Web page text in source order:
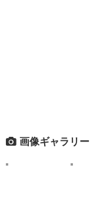
画像ギャラリー